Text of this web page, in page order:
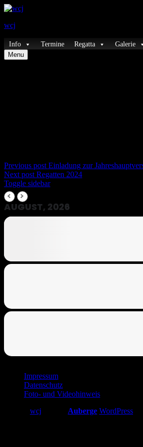
wcj
Primary
Menu
Info Termine Regatta Galerie
Menu
Beitragsnavigation
Previous post Einladung zur
Next post Regatten 2024
Sidebar
Toggle sidebar
AUGUST, 2026
Footer
sidebar
Impressum
Datenschutz
Foto- und Videohinweis
wcj Auberge WordPress